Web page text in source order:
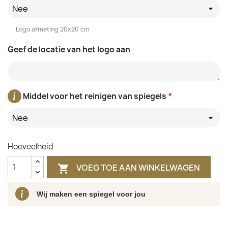
Nee
Logo afmeting 20x20 cm
Geef de locatie van het logo aan
*
Middel voor het reinigen van spiegels
Nee
Hoeveelheid
 VOEG TOE AAN WINKELWAGEN
Wij maken een spiegel voor jou